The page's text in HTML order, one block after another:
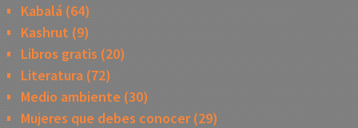
Kabalá(64)
Kashrut (9)
Libros gratis (20)
Literatura(72)
Medio ambiente (30)
Mujeres que debes conocer(29)